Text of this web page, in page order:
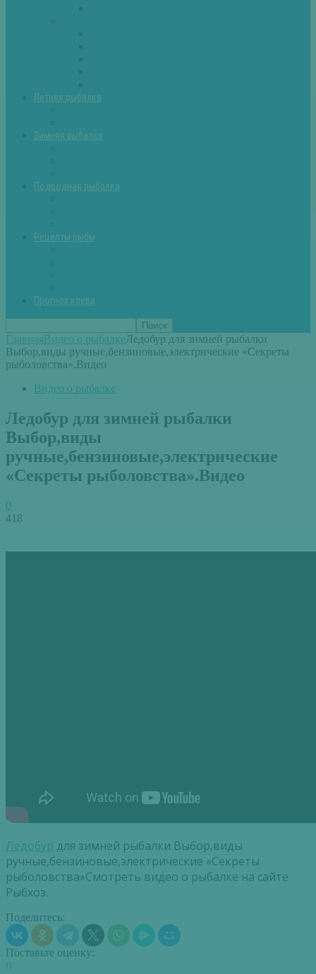
Летняя рыбалка
Зимняя рыбалка
Подводная рыбалка
Рецепты рыбы
Прогноз клева
ГлавнаяВидео о рыбалкеЛедобур для зимней рыбалки
Выбор,виды ручные,бензиновые,электрические «Секреты
рыболовства».Видео
Видео о рыбалке
Ледобур для зимней рыбалки
Выбор,виды
ручные,бензиновые,электрические
«Секреты рыболовства».Видео
0
418
Ледобур для зимней рыбалки Выбор,виды
ручные,бензиновые,электрические «Секреты
рыболовства»Смотреть видео о рыбалке на сайте
Рыбхоз.
Поделитесь:
Поставьте оценку: